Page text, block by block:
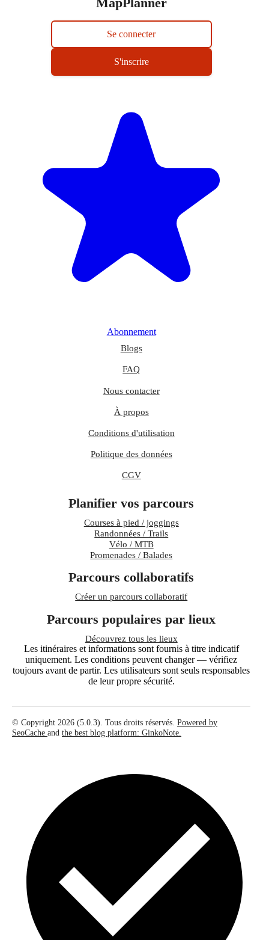
Se connecter
S'inscrire
Abonnement
Blogs
FAQ
Nous contacter
À propos
Conditions d'utilisation
Politique des données
CGV
Planifier vos parcours
Courses à pied / joggings
Randonnées / Trails
Vélo / MTB
Promenades / Balades
Parcours collaboratifs
Créer un parcours collaboratif
Parcours populaires par lieux
Découvrez tous les lieux
Les itinéraires et informations sont fournis à titre indicatif
uniquement. Les conditions peuvent changer — vérifiez
toujours avant de partir. Les utilisateurs sont seuls responsables
de leur propre sécurité.
© Copyright 2026 (5.0.3). Tous droits réservés. Powered by
SeoCache and the best blog platform: GinkoNote.